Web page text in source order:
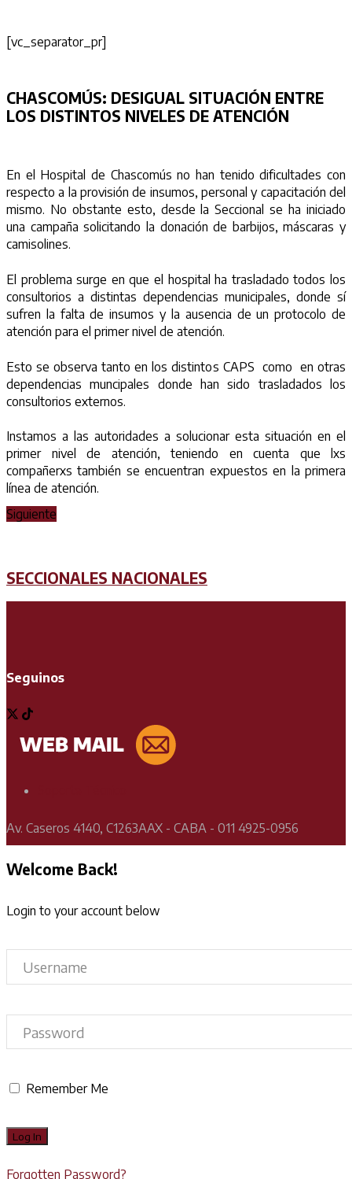
[vc_separator_pr]
CHASCOMÚS: DESIGUAL SITUACIÓN ENTRE
LOS DISTINTOS NIVELES DE ATENCIÓN
En el Hospital de Chascomús no han tenido dificultades con
respecto a la provisión de insumos, personal y capacitación del
mismo. No obstante esto, desde la Seccional se ha iniciado
una campaña solicitando la donación de barbijos, máscaras y
camisolines.
El problema surge en que el hospital ha trasladado todos los
consultorios a distintas dependencias municipales, donde sí
sufren la falta de insumos y la ausencia de un protocolo de
atención para el primer nivel de atención.
Esto se observa tanto en los distintos CAPS como en otras
dependencias muncipales donde han sido trasladados los
consultorios externos.
Instamos a las autoridades a solucionar esta situación en el
primer nivel de atención, teniendo en cuenta que lxs
compañerxs también se encuentran expuestos en la primera
línea de atención.
Siguiente
SECCIONALES NACIONALES
Seguinos
Av. Caseros 4140, C1263AAX - CABA - 011 4925-0956
Welcome Back!
Login to your account below
Remember Me
Forgotten Password?